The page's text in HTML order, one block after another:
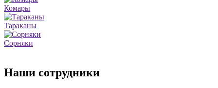
Комары
Тараканы
Сорняки
Наши сотрудники